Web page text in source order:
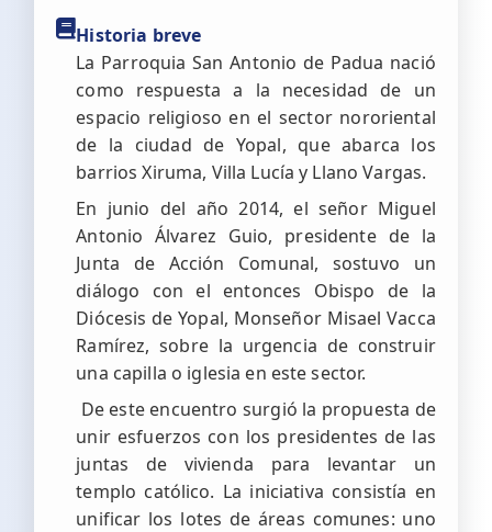
Historia breve
La Parroquia San Antonio de Padua nació
como respuesta a la necesidad de un
espacio religioso en el sector nororiental
de la ciudad de Yopal, que abarca los
barrios Xiruma, Villa Lucía y Llano Vargas.
En junio del año 2014, el señor Miguel
Antonio Álvarez Guio, presidente de la
Junta de Acción Comunal, sostuvo un
diálogo con el entonces Obispo de la
Diócesis de Yopal, Monseñor Misael Vacca
Ramírez, sobre la urgencia de construir
una capilla o iglesia en este sector.
De este encuentro surgió la propuesta de
unir esfuerzos con los presidentes de las
juntas de vivienda para levantar un
templo católico. La iniciativa consistía en
unificar los lotes de áreas comunes: uno